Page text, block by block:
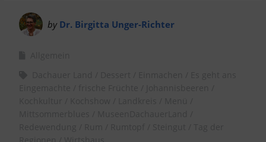
by Dr. Birgitta Unger-Richter